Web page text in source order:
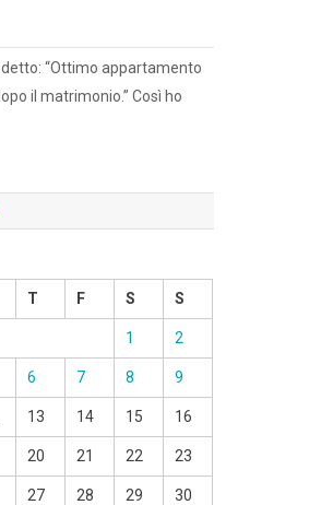
“Ottimo appartamento
il matrimonio.” Così ho
T F S S
1 2
6 7 8 9
13 14 15 16
20 21 22 23
27 28 29 30